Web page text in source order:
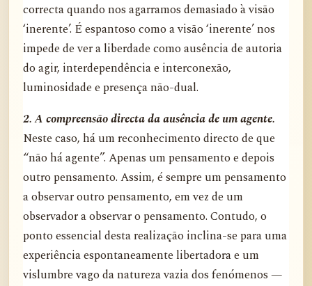
correcta quando nos agarramos demasiado à visão
‘inerente’. É espantoso como a visão ‘inerente’ nos
impede de ver a liberdade como ausência de autoria
do agir, interdependência e interconexão,
luminosidade e presença não-dual.
2. A compreensão directa da ausência de um agente.
Neste caso, há um reconhecimento directo de que
“não há agente”. Apenas um pensamento e depois
outro pensamento. Assim, é sempre um pensamento
a observar outro pensamento, em vez de um
observador a observar o pensamento. Contudo, o
ponto essencial desta realização inclina-se para uma
experiência espontaneamente libertadora e um
vislumbre vago da natureza vazia dos fenómenos —